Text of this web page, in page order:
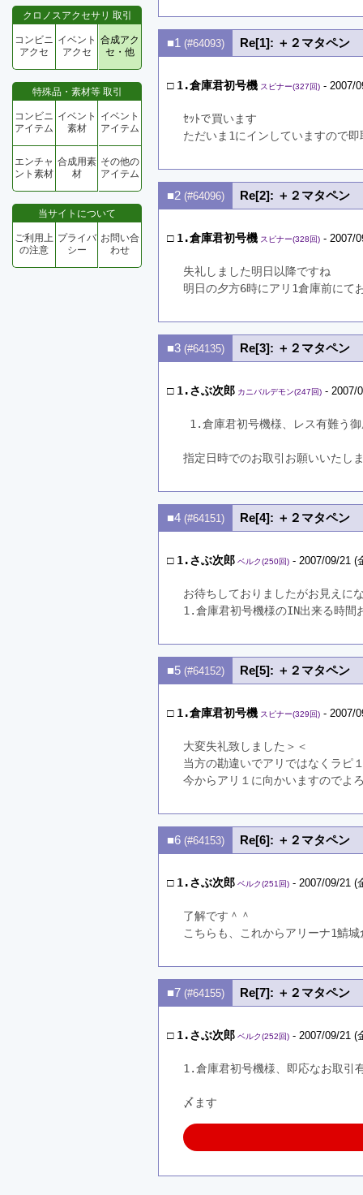
クロノスアクセサリ 取引
コンビニ
アクセ
イベント
アクセ
合成アク
セ・他
特殊品・素材等 取引
コンビニ
アイテム
イベント
素材
イベント
アイテム
エンチャ
ント素材
合成用素
材
その他の
アイテム
当サイトについて
ご利用上
の注意
プライバ
シー
お問い合
わせ
■1 (#64093) Re[1]: ＋２マタペン
□ 1.倉庫君初号機 スピナー(327回) - 2007/
ｾｯﾄで買います
ただいま1にインしていますので
■2 (#64096) Re[2]: ＋２マタペン
□ 1.倉庫君初号機 スピナー(328回) - 2007/
失礼しました明日以降ですね
明日の夕方6時にアリ1倉庫前にて
■3 (#64135) Re[3]: ＋２マタペン
□ 1.さぶ次郎 カニバルデモン(247回) - 2007/
1.倉庫君初号機様、レス有難う
指定日時でのお取引お願いいたし
■4 (#64151) Re[4]: ＋２マタペン
□ 1.さぶ次郎 ベルク(250回) - 2007/09/21 (
お待ちしておりましたがお見えに
1.倉庫君初号機様のIN出来る時間
■5 (#64152) Re[5]: ＋２マタペン
□ 1.倉庫君初号機 スピナー(329回) - 2007/
大変失礼致しました＞＜
当方の勘違いでアリではなくラピ
今からアリ１に向かいますのでよ
■6 (#64153) Re[6]: ＋２マタペン
□ 1.さぶ次郎 ベルク(251回) - 2007/09/21 (
了解です＾＾
こちらも、これからアリーナ1鯖
■7 (#64155) Re[7]: ＋２マタペン
□ 1.さぶ次郎 ベルク(252回) - 2007/09/21 (
1.倉庫君初号機様、即応なお取引
〆ます